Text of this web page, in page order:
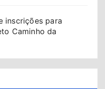
inscrições para
Caminho da